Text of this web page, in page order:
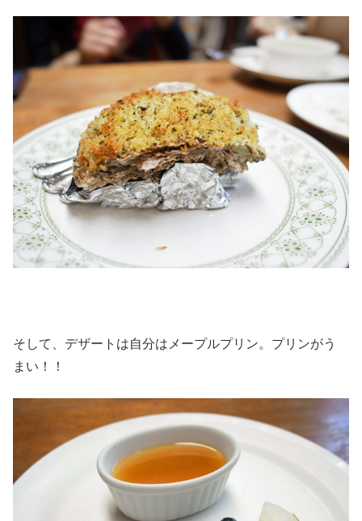
そして、デザートは自分はメープルプリン。プリンがう
まい！！